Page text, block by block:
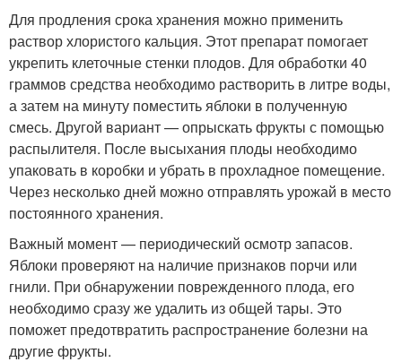
Для продления срока хранения можно применить
раствор хлористого кальция. Этот препарат помогает
укрепить клеточные стенки плодов. Для обработки 40
граммов средства необходимо растворить в литре воды,
а затем на минуту поместить яблоки в полученную
смесь. Другой вариант — опрыскать фрукты с помощью
распылителя. После высыхания плоды необходимо
упаковать в коробки и убрать в прохладное помещение.
Через несколько дней можно отправлять урожай в место
постоянного хранения.
Важный момент — периодический осмотр запасов.
Яблоки проверяют на наличие признаков порчи или
гнили. При обнаружении поврежденного плода, его
необходимо сразу же удалить из общей тары. Это
поможет предотвратить распространение болезни на
другие фрукты.